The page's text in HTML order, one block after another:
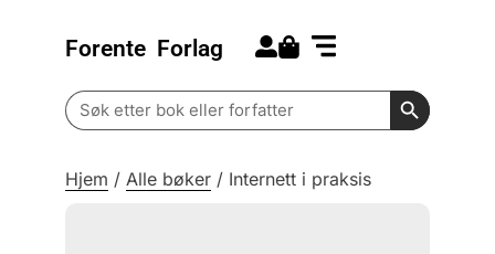
Forente Forlag
Search
for:
Search
Hjem / Alle bøker / Internett i praksis